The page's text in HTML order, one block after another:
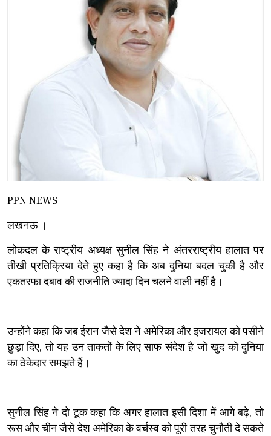
PPN NEWS
लखनऊ ।
लोकदल के राष्ट्रीय अध्यक्ष सुनील सिंह ने अंतरराष्ट्रीय हालात पर
तीखी प्रतिक्रिया देते हुए कहा है कि अब दुनिया बदल चुकी है और
एकतरफा दबाव की राजनीति ज्यादा दिन चलने वाली नहीं है।
उन्होंने कहा कि जब ईरान जैसे देश ने अमेरिका और इजरायल को पसीने
छुड़ा दिए, तो यह उन ताकतों के लिए साफ संदेश है जो खुद को दुनिया
का ठेकेदार समझते हैं।
सुनील सिंह ने दो टूक कहा कि अगर हालात इसी दिशा में आगे बढ़े, तो
रूस और चीन जैसे देश अमेरिका के वर्चस्व को पूरी तरह चुनौती दे सकते